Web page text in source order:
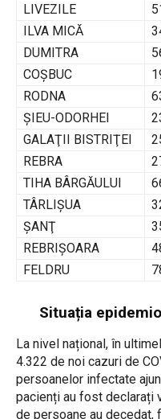
LIVEZILE
ILVA MICĂ
DUMITRA
COŞBUC
RODNA
ŞIEU-ODORHEI
GALAŢII BISTRIŢEI
REBRA
TIHA BÂRGĂULUI
TÂRLIŞUA
ŞANŢ
REBRIŞOARA
FELDRU
Situația
La nivel național, în
4.322 de noi cazuri de
persoanelor infectate
pacienți au fost declarați
de persoane au decedat,